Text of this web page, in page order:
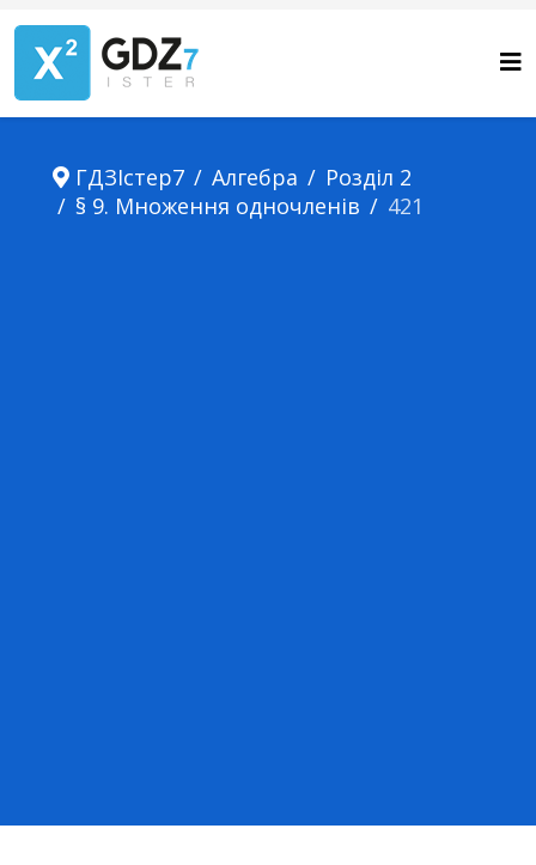
ГДЗІстер7 Алгебра
Розділ 2
§ 9. Множення одночленів
421